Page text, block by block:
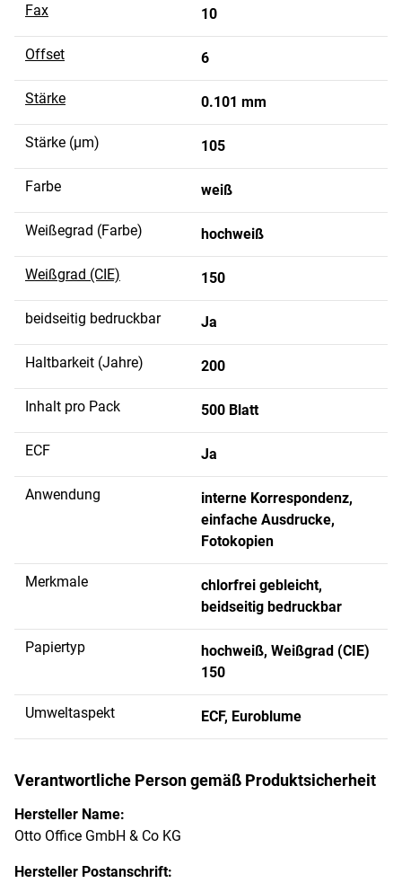
Fax 10
Offset 6
Stärke 0.101 mm
Stärke (µm) 105
Farbe weiß
Weißegrad (Farbe) hochweiß
Weißgrad (CIE) 150
beidseitig bedruckbar Ja
Haltbarkeit (Jahre) 200
Inhalt pro Pack 500 Blatt
ECF Ja
Anwendung
interne Korrespondenz,
einfache Ausdrucke,
Fotokopien
Merkmale
chlorfrei gebleicht,
beidseitig bedruckbar
Papiertyp
hochweiß, Weißgrad (CIE)
150
Umweltaspekt ECF, Euroblume
Verantwortliche Person gemäß Produktsicherheit
Hersteller Name:
Otto Office GmbH & Co KG
Hersteller Postanschrift: